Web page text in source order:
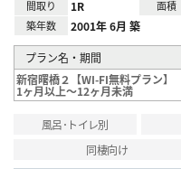
間取り 1R 面積
築年数 2001年 6月 築
プラン名・期間
新宿曙橋２【WI-FI無料プラン】
1ヶ月以上～12ヶ月未満
風呂･トイレ別
同棲向け